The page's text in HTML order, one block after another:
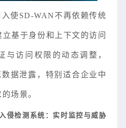
使SD-WAN不再依赖传统
基于身份和上下文的访问
与访问权限的动态调整，
据泄露，特别适合企业中
场景。
侵检测系统：实时监控与威胁